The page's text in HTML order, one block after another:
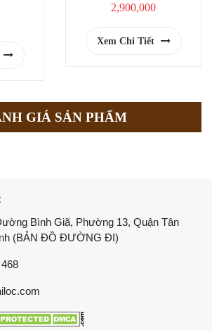
2,900,000
Xem Chi Tiết
GIÁ SẢN PHẨM
Bình Giã, Phường 13, Quận Tân
(BẢN ĐỒ ĐƯỜNG ĐI)